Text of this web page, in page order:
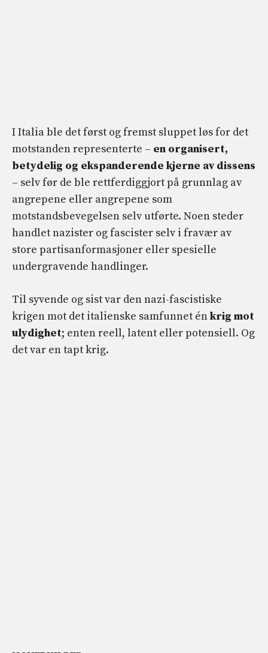
I Italia ble det først og fremst sluppet løs for det
motstanden representerte – en organisert,
betydelig og ekspanderende kjerne av dissens
– selv før de ble rettferdiggjort på grunnlag av
angrepene eller angrepene som
motstandsbevegelsen selv utførte. Noen steder
handlet nazister og fascister selv i fravær av
store partisanformasjoner eller spesielle
undergravende handlinger.
Til syvende og sist var den nazi-fascistiske
krigen mot det italienske samfunnet énkrig mot
ulydighet; enten reell, latent eller potensiell. Og
det var en tapt krig.